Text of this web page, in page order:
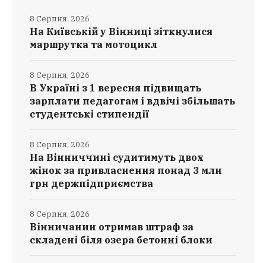
На Київській у Вінниці зіткнулися
маршрутка та мотоцикл
8 Серпня, 2026
В Україні з 1 вересня підвищать
зарплати педагогам і вдвічі збільшать
студентські стипендії
8 Серпня, 2026
На Вінниччині судитимуть двох
жінок за привласнення понад 3 млн
грн держпідприємства
8 Серпня, 2026
Вінничанин отримав штраф за
складені біля озера бетонні блоки
8 Серпня, 2026